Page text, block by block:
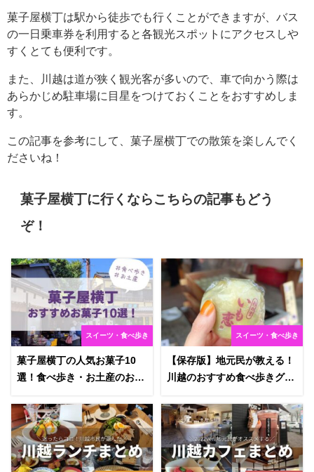
菓子屋横丁は駅から徒歩でも行くことができますが、バス
の一日乗車券を利用すると各観光スポットにアクセスしや
すくとても便利です。
また、川越は道が狭く観光客が多いので、車で向かう際は
あらかじめ駐車場に目星をつけておくことをおすすめしま
す。
この記事を参考にして、菓子屋横丁での散策を楽しんでく
ださいね！
菓子屋横丁に行くならこちらの記事もどう
ぞ！
スイーツ・食べ歩き
菓子屋横丁の人気お菓子10
選！食べ歩き・お土産のおす
スイーツ・食べ歩き
【保存版】地元民が教える！
川越のおすすめ食べ歩きグル